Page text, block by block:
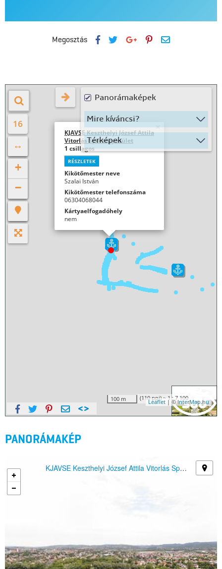
7
A kikötő 75%-a védett viharos időjárásban is. A kikötő a Balaton
közepes vízállásánál minden irányból megközelíthető legfeljebb 180
cm merülésű hajóval. A kikötő belsejében a vízmélység mindenhol eléri,
vagy meghaladja ezt a szintet.
Megközelítés
A Balaton nyugati medencéjének északi partján található a József
Attila Vitorlás Sportegyesület kikötője. Távolról jó tájékozódási pont a
Keszthelyi Helikon szálló magas épülete A Sportegyesület saját
használatú kikötője. A kikötőbejárat csak a Phoenix kikötőn keresztül
közelíthető meg, délnyugati irányból. A külső kőszórás és a part
között tilos áthajózni!
Megosztás
PANORÁMAKÉP